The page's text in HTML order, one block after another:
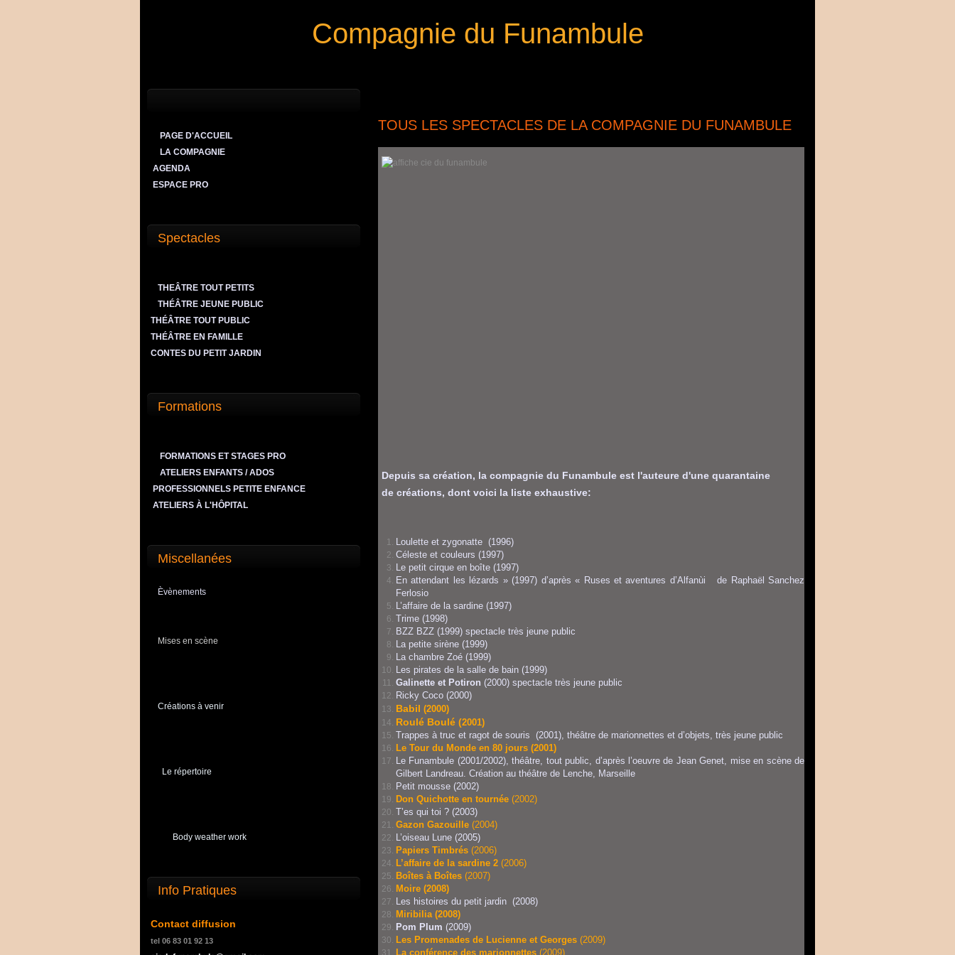
Compagnie du Funambule
PAGE D'ACCUEIL
LA COMPAGNIE
AGENDA
ESPACE PRO
Spectacles
THEÂTRE TOUT PETITS
THÉÂTRE JEUNE PUBLIC
THÉÂTRE TOUT PUBLIC
THÉÂTRE EN FAMILLE
CONTES DU PETIT JARDIN
Formations
FORMATIONS ET STAGES PRO
ATELIERS ENFANTS / ADOS
PROFESSIONNELS PETITE ENFANCE
ATELIERS À L'HÔPITAL
Miscellanées
Èvènements
Mises en scène
Créations à venir
Le répertoire
Body weather work
Info Pratiques
Contact diffusion
tel 06 83 01 92 13
TOUS LES SPECTACLES DE LA COMPAGNIE DU FUNAMBULE
Depuis sa création, la compagnie du Funambule est l'auteure d'une quarantaine
de créations, dont voici la liste exhaustive:
Loulette et zygonatte (1996)
Céleste et couleurs (1997)
Le petit cirque en boîte (1997)
En attendant les lézards » (1997) d’après « Ruses et aventures d’Alfanùi de Raphaël Sanchez
Ferlosio
L’affaire de la sardine (1997)
Trime (1998)
BZZ BZZ (1999) spectacle très jeune public
La petite sirène (1999)
La chambre Zoé (1999)
Les pirates de la salle de bain (1999)
Galinette et Potiron (2000) spectacle très jeune public
Ricky Coco (2000)
Babil (2000)
Roulé Boulé (2001)
Trappes à truc et ragot de souris (2001), théâtre de marionnettes et d’objets, très jeune public
Le Tour du Monde en 80 jours (2001)
Le Funambule (2001/2002), théâtre, tout public, d’après l’oeuvre de Jean Genet, mise en scène de
Gilbert Landreau. Création au théâtre de Lenche, Marseille
Petit mousse (2002)
Don Quichotte en tournée (2002)
T’es qui toi ? (2003)
Gazon Gazouille (2004)
L’oiseau Lune (2005)
Papiers Timbrés (2006)
L’affaire de la sardine 2 (2006)
Boîtes à Boîtes (2007)
Moire (2008)
Les histoires du petit jardin (2008)
Miribilia(2008)
Pom Plum (2009)
Les Promenades de Lucienne et Georges (2009)
La conférence des marionnettes (2009)